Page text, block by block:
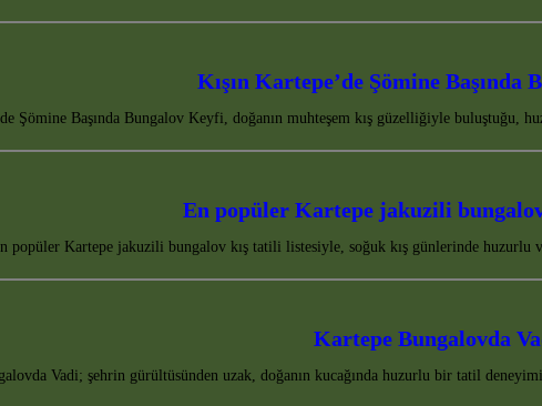
Kışın Kartepe’de Şömine Başında
Şömine Başında Bungalov Keyfi, doğanın muhteşem kış güzelliğiyle
En popüler Kartepe jakuzili
popüler Kartepe jakuzili bungalov kış tatili listesiyle, soğuk kış günlerinde
Kartepe Bungalovda
Vadi; şehrin gürültüsünden uzak, doğanın kucağında huzurlu bir tatil